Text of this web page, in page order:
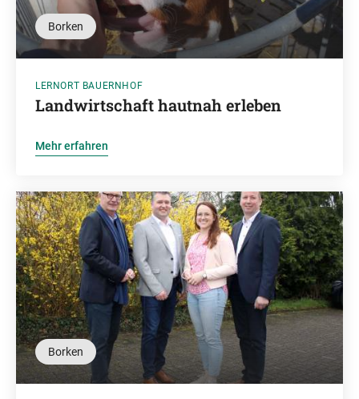
Borken
LERNORT BAUERNHOF
Landwirtschaft hautnah erleben
Mehr erfahren
Borken